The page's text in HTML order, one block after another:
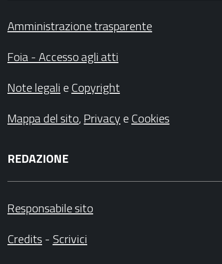
Amministrazione trasparente
Foia - Accesso agli atti
Note legalieCopyright
Mappa del sito,PrivacyeCookies
REDAZIONE
Responsabile sito
Credits- Scrivici